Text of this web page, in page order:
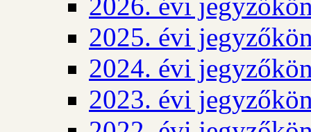
2026. évi
2025. évi
2024. évi
2023. évi